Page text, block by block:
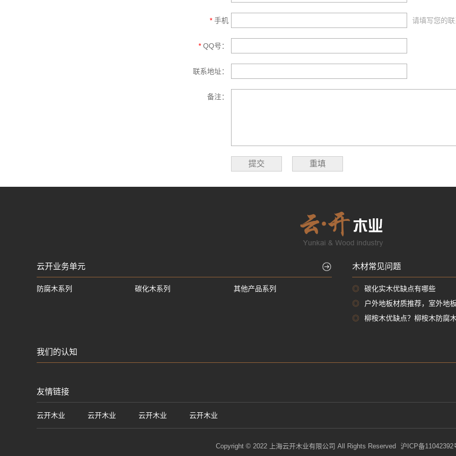
* 手机 请填写您的
* QQ号：
联系地址：
备注：
提交 重填
云开业务单元
防腐木系列 碳化木系列 其他产品系列
木材常见问题
◎
碳化实木优缺点有哪些
◎
户外地板材质推荐，室外地
◎
柳桉木优缺点？柳桉木防腐
我们的认知
友情链接
云开木业 云开木业 云开木业 云开木业
Copyright © 2022 上海云开木业有限公司 All Rights Reserved 沪ICP备11042392